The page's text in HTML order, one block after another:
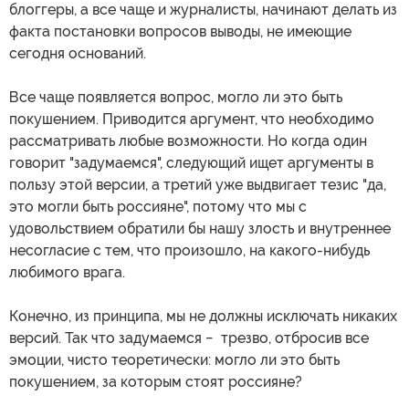
блоггеры, а все чаще и журналисты, начинают делать из
факта постановки вопросов выводы, не имеющие
сегодня оснований.
Все чаще появляется вопрос, могло ли это быть
покушением. Приводится аргумент, что необходимо
рассматривать любые возможности. Но когда один
говорит "задумаемся", следующий ищет аргументы в
пользу этой версии, а третий уже выдвигает тезис "да,
это могли быть россияне", потому что мы с
удовольствием обратили бы нашу злость и внутреннее
несогласие с тем, что произошло, на какого-нибудь
любимого врага.
Конечно, из принципа, мы не должны исключать никаких
версий. Так что задумаемся − трезво, отбросив все
эмоции, чисто теоретически: могло ли это быть
покушением, за которым стоят россияне?